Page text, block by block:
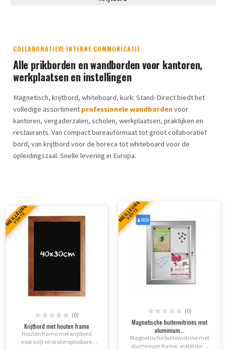
COLLABORATIEVE INTERNE COMMUNICATIE
Alle prikborden en wandborden voor kantoren,
werkplaatsen en instellingen
Magnetisch, krijtbord, whiteboard, kurk: Stand-Direct biedt het
volledige assortiment professionele wandbordenvoor
kantoren, vergaderzalen, scholen, werkplaatsen, praktijken en
restaurants. Van compact bureauformaat tot groot collaboratief
bord, van krijtbord voor de horeca tot whiteboard voor de
opleidingszaal. Snelle levering in Europa.
(0)
Krijtbord met houten frame
Houten frame met krijtbord
voor krijt en wateroplosbare
MEILLEURE
VENTE
(0)
Magnetische buitenvitrines met
aluminium...
Magnetische buitenvitrine met
aluminium frame, waterdicht
MEILLEURE
VENTE